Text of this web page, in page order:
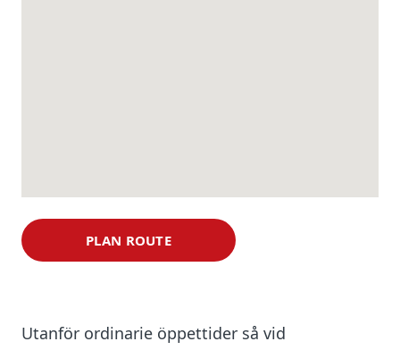
PLAN ROUTE
Utanför ordinarie öppettider så vid